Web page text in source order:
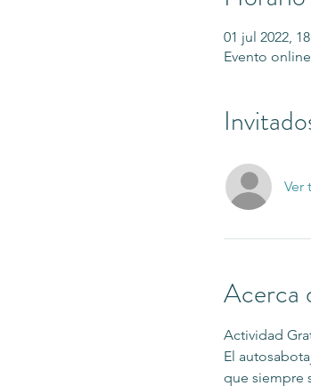
01 jul 2022,
Evento online
Ver
Acerca
Actividad
El
que siempre